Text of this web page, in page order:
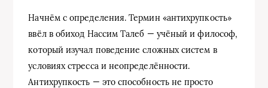
Начнём с определения. Термин «антихрупкость»
ввёл в обиход Нассим Талеб — учёный и философ,
который изучал поведение сложных систем в
условиях стресса и неопределённости.
Антихрупкость — это способность не просто